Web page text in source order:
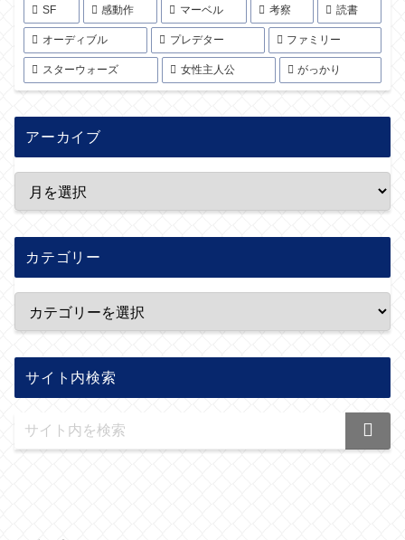
SF 感動作 マーベル 考察 読書
オーディブル プレデター ファミリー
スターウォーズ 女性主人公 がっかり
アーカイブ
カテゴリー
サイト内検索